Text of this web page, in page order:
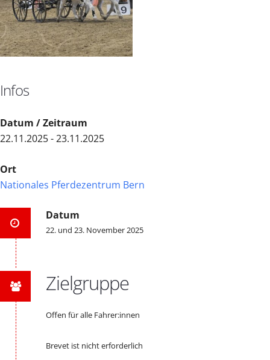
Infos
Datum / Zeitraum
22.11.2025 - 23.11.2025
Ort
Nationales Pferdezentrum Bern
Datum
22. und 23. November 2025
Zielgruppe
Offen für alle Fahrer:innen
Brevet ist nicht erforderlich